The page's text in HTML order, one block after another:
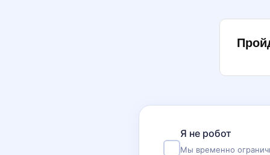
Я не робот
Мы временно